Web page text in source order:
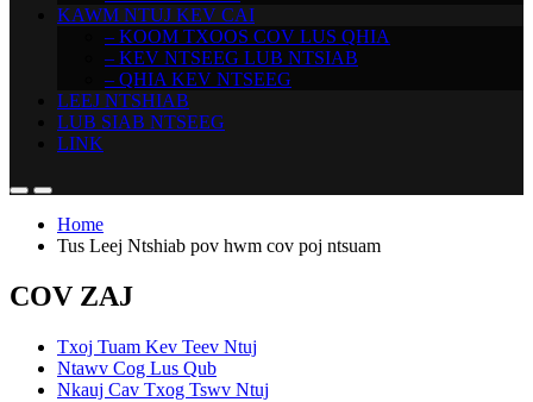
KAWM NTUJ KEV CAI
– KOOM TXOOS COV LUS QHIA
– KEV NTSEEG LUB NTSIAB
– QHIA KEV NTSEEG
LEEJ NTSHIAB
LUB SIAB NTSEEG
LINK
Home
Tus Leej Ntshiab pov hwm cov poj ntsuam
COV ZAJ
Txoj Tuam Kev Teev Ntuj
Ntawv Cog Lus Qub
Nkauj Cav Txog Tswv Ntuj